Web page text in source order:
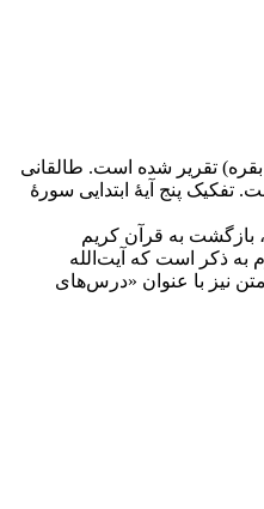
به قلم آیت‌الله طالقانی است که در جلد اول کتاب پرتوی از قرآن شامل تفسیر جزء اول قرآن کریم (سورۀ حمد و آیات ۱ تا ۱۴۳ سورۀ بقره) تقریر شده است. طالقانی
امتیازات قرآن به تفسیر ۵ آیۀ ابتدایی سورۀ بقره پرداخته است. تفکیک پنج آیۀ ابتدایی سورۀ
بازگشت به قرآن کریم
و منتشر کند. لازم به ذکر است که آیت‌الله
است. آن متن نیز با عنوان «درس‌های